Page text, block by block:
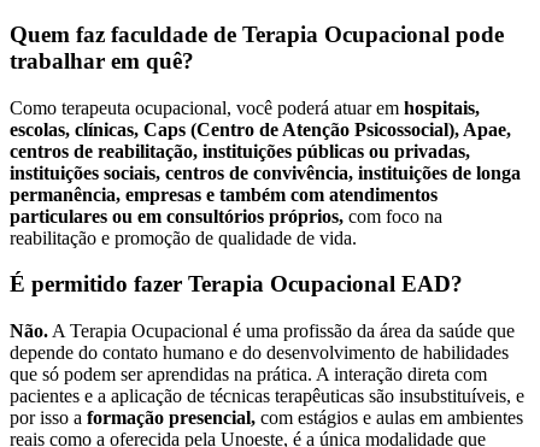
Quem faz faculdade de Terapia Ocupacional pode
trabalhar em quê?
Como terapeuta ocupacional, você poderá atuar em hospitais,
escolas, clínicas, Caps (Centro de Atenção Psicossocial), Apae,
centros de reabilitação, instituições públicas ou privadas,
instituições sociais, centros de convivência, instituições de longa
permanência, empresas e também com atendimentos
particulares ou em consultórios próprios, com foco na
reabilitação e promoção de qualidade de vida.
É permitido fazer Terapia Ocupacional EAD?
Não. A Terapia Ocupacional é uma profissão da área da saúde que
depende do contato humano e do desenvolvimento de habilidades
que só podem ser aprendidas na prática. A interação direta com
pacientes e a aplicação de técnicas terapêuticas são insubstituíveis, e
por isso a formação presencial, com estágios e aulas em ambientes
reais como a oferecida pela Unoeste, é a única modalidade que